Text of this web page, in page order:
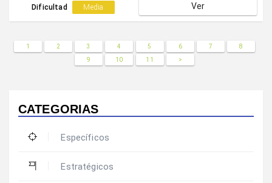
Dificultad Media Ver
1 2 3 4 5 6 7
8
9
10 11 >
CATEGORIAS
Específicos
Estratégicos